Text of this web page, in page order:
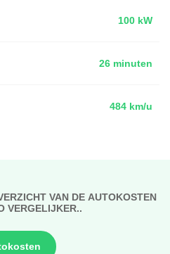
100 kW
26 minuten
484 km/u
VAN DE AUTOKOSTEN
VERGELIJKER..